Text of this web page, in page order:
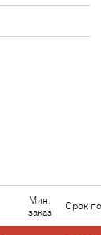
Мин.
заказ
Срок